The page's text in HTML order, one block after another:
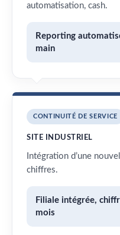
automatisation, cash.
Reporting
main
CONTINUITÉ DE SERVICE
SITE INDUSTRIEL
Intégration d’une
chiffres.
Filiale intégrée,
mois